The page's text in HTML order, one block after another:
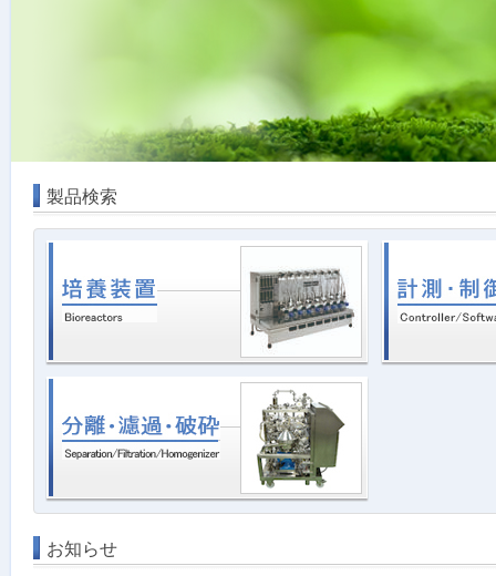
製品検索
お知らせ